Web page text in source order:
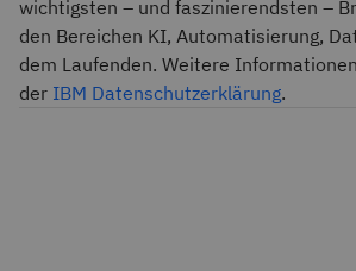
wichtigsten – und faszinierendsten –
den Bereichen KI, Automatisierung,
dem Laufenden. Weitere
der IBM Datenschutzerklärung.